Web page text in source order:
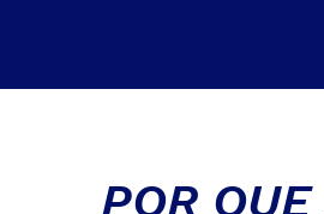
POR QUE